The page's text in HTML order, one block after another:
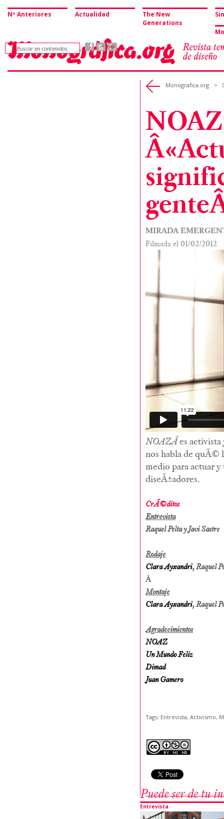
Nº Anteriores Actualidad
The New
Generations
Monografica.org >
MIRADA
Filmada el 01/02/2012
NOAZÂes
nos habla de quÃ©
medio para actuar
diseÃ±adores.
CrÃ©ditos
Entrevista
Raquel Pelta y Javi Sastre
Rodaje
Clara Ayxandri, Raquel
Â
Montaje
Clara Ayxandri, Raquel
Agradecimientos
NOAZ
Un Mundo Feliz
Dimad
Juan Gamero
Tags: Entrevista, Activismo,
Puede ser de tu
Entrevista